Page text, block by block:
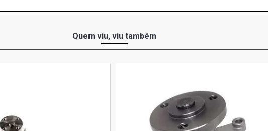
Quem viu, viu também